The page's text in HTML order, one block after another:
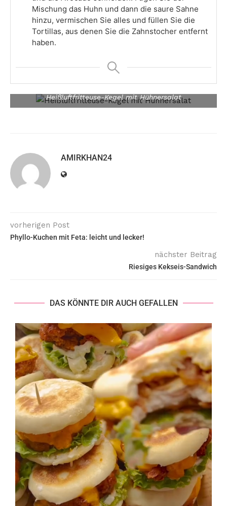
Mischung das Huhn und dann die saure Sahne
hinzu, vermischen Sie alles und füllen Sie die
Tortillas, aus denen Sie die Zahnstocher entfernt
haben.
Heißluftfritteuse-Kegel mit Hühnersalat
AMIRKHAN24
vorherigen Post
Phyllo-Kuchen mit Feta: leicht und lecker!
nächster Beitrag
Riesiges Kekseis-Sandwich
DAS KÖNNTE DIR AUCH GEFALLEN